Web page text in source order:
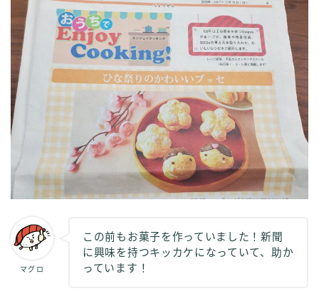
マグロ
この前もお菓子を作っていました！新聞
に興味を持つキッカケになっていて、助か
っています！